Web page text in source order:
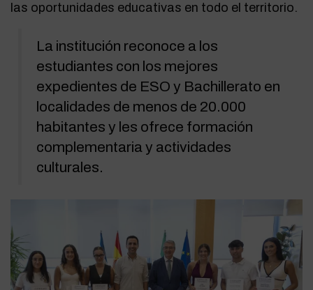
las oportunidades educativas en todo el territorio.
La institución reconoce a los
estudiantes con los mejores
expedientes de ESO y Bachillerato en
localidades de menos de 20.000
habitantes y les ofrece formación
complementaria y actividades
culturales.